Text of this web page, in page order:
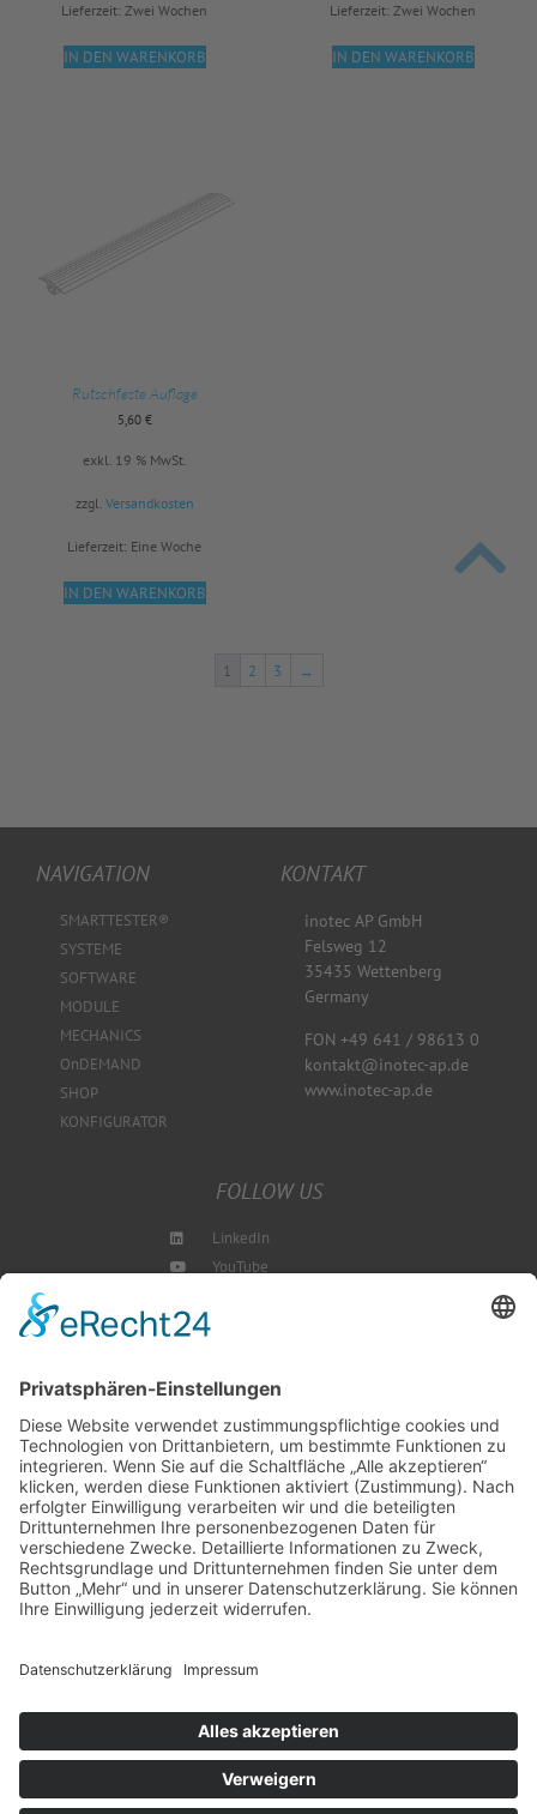
Lieferzeit: Zwei Wochen
IN DEN WARENKORB
Lieferzeit: Zwei Wochen
IN DEN WARENKORB
Rutschfeste Auflage
5,60 €
exkl. 19 % MwSt.
zzgl. Versandkosten
Lieferzeit: Eine Woche
IN DEN WARENKORB
1 2 3 →
NAVIGATION
SMARTTESTER®
SYSTEME
SOFTWARE
MODULE
MECHANICS
OnDEMAND
SHOP
KONFIGURATOR
KONTAKT
inotec AP GmbH
Felsweg 12
35435 Wettenberg
Germany
FON +49 641 / 98613 0
kontakt@inotec-ap.de
www.inotec-ap.de
FOLLOW US
LinkedIn
YouTube
SCHREIBEN SIE UNS
SHOP BESUCHEN
IMPRESSUM|DATENSCHUTZ|SITEMAP